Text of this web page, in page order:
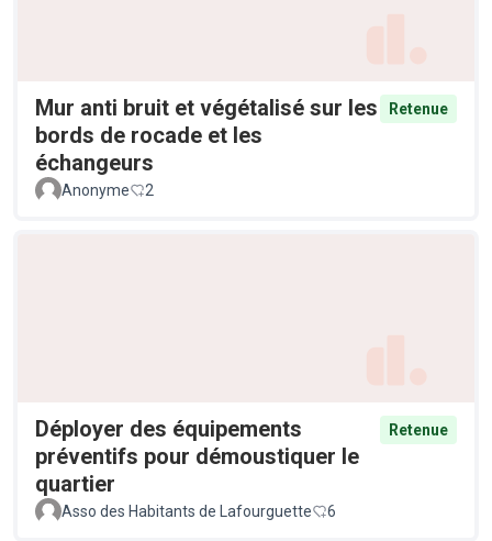
Mur anti bruit et végétalisé sur les
bords de rocade et les
échangeurs
Retenue
Anonyme 2
Déployer des équipements
préventifs pour démoustiquer le
quartier
Retenue
Asso des Habitants de Lafourguette 6